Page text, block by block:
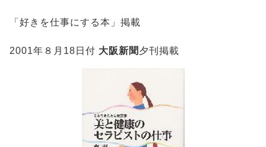
「好きを仕事にする本」掲載
2001年８月18日付 大阪新聞 夕刊掲載